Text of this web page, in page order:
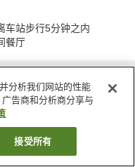
车站步行5分钟之内
餐厅
分析我们网站的性能
告商和分析商分享与
接受所有